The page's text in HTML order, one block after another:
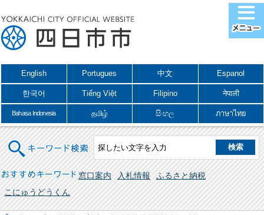
English Portugues 中文 Espanol
한국어 Tiếng Việt Filipino नेपाली
Bahasa Indonesia தமிழ் සිංහල ภาษาไทย
キーワード検索
おすすめキーワード 窓口案内 入札情報
ふるさと納税
こにゅうどうくん